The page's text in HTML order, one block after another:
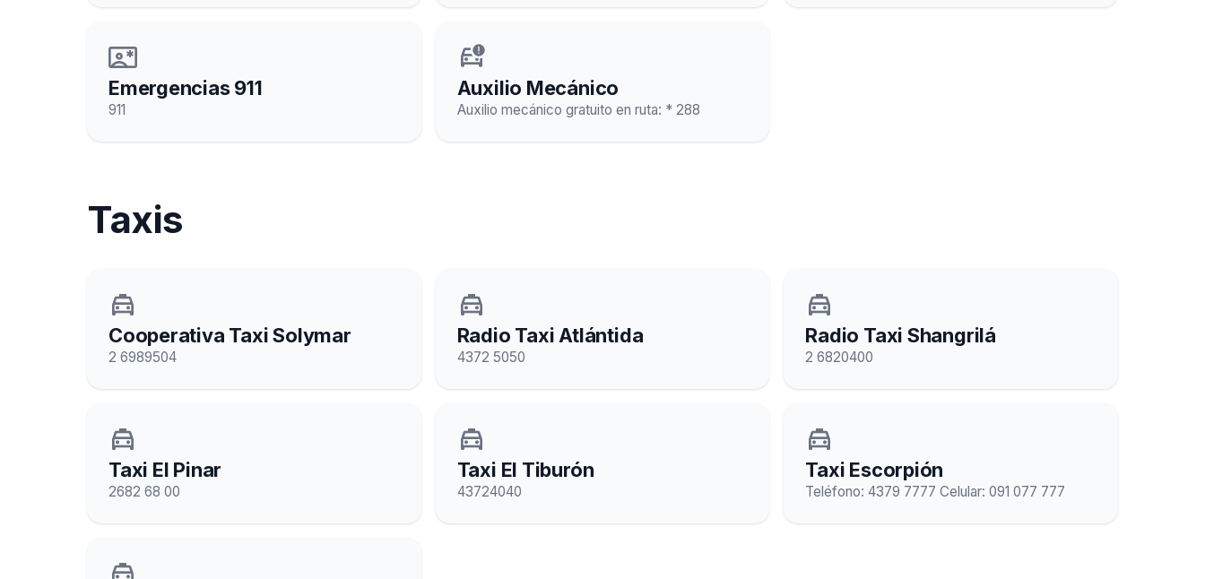
contact_emergency
Emergencias 911
911
car_crash
Auxilio Mecánico
Auxilio mecánico gratuito en ruta: * 288
Taxis
local_taxi
Cooperativa Taxi Solymar
2 6989504
local_taxi
Radio Taxi Atlántida
4372 5050
local_taxi
Radio Taxi Shangrilá
2 6820400
local_taxi
Taxi El Pinar
2682 68 00
local_taxi
Taxi El Tiburón
43724040
local_taxi
Taxi Escorpión
Teléfono: 4379 7777 Celular: 091 077 777